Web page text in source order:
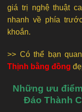
giá trị nghệ thuật
nhanh về phía
khoắn.
>> Có thể bạn
Thịnh bằng đồng
Những ưu
Đáo Thành